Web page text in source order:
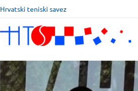
Hrvatski teniski savez